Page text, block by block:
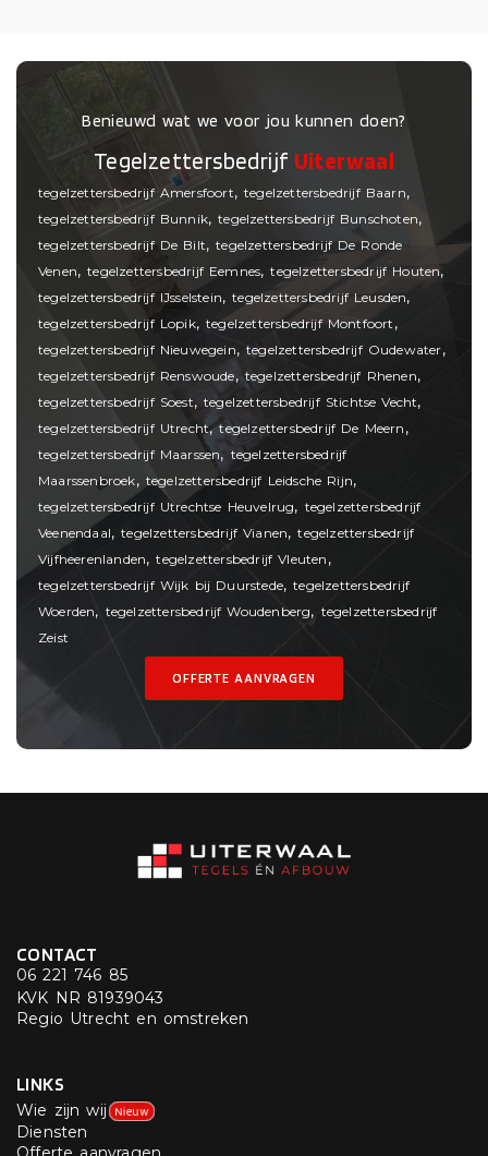
Benieuwd wat we voor jou kunnen doen?
Tegelzettersbedrijf Uiterwaal
tegelzettersbedrijf Amersfoort,tegelzettersbedrijf Baarn,
tegelzettersbedrijf Bunnik,tegelzettersbedrijf Bunschoten,
tegelzettersbedrijf De Bilt,tegelzettersbedrijf De Ronde
Venen,tegelzettersbedrijf Eemnes,tegelzettersbedrijf Houten,
tegelzettersbedrijf IJsselstein,tegelzettersbedrijf Leusden,
tegelzettersbedrijf Lopik,tegelzettersbedrijf Montfoort ,
tegelzettersbedrijf Nieuwegein,tegelzettersbedrijf Oudewater,
tegelzettersbedrijf Renswoude,tegelzettersbedrijf Rhenen,
tegelzettersbedrijf Soest,tegelzettersbedrijf Stichtse Vecht,
tegelzettersbedrijf Utrecht,tegelzettersbedrijf De Meern ,
tegelzettersbedrijf Maarssen, tegelzettersbedrijf
Maarssenbroek, tegelzettersbedrijf Leidsche Rijn,
tegelzettersbedrijf Utrechtse Heuvelrug, tegelzettersbedrijf
Veenendaal,tegelzettersbedrijf Vianen,tegelzettersbedrijf
Vijfheerenlanden,tegelzettersbedrijf Vleuten ,
tegelzettersbedrijf Wijk bij Duurstede,tegelzettersbedrijf
Woerden, tegelzettersbedrijf Woudenberg, tegelzettersbedrijf
Zeist
OFFERTE AANVRAGEN
CONTACT
06 221 746 85
KVK NR 81939043
Regio Utrecht en omstreken
LINKS
Wie zijn wij Nieuw
Diensten